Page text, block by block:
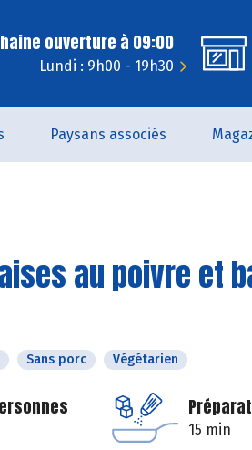
ouverture à 09:00
Lundi : 9h00 - 19h30
Paysans associés
au poivre et
Sans porc Végétarien
15 min